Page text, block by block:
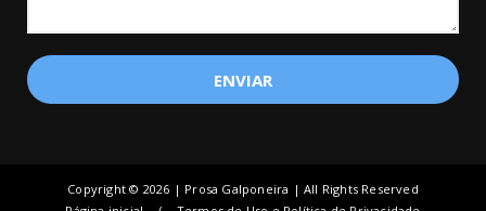
Copyright © 2026 | Prosa Galponeira | All Rights Reserved